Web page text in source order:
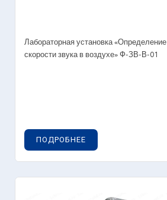
Лабораторная установка «Определение
скорости звука в воздухе» Ф-ЗВ-В-01
ПОДРОБНЕЕ